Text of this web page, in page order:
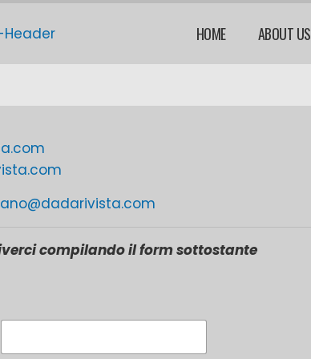
HOME ABOUT US
compilando il form sottostante